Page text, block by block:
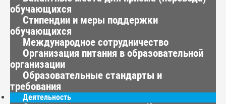
обучающихся
Стипендии и меры поддержки
обучающихся
Международное сотрудничество
Организация питания в образовательной
организации
Образовательные стандарты и
требования
Деятельность